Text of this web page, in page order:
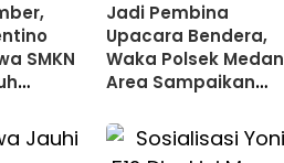
SMKN
Jadi Pembina
Upacara Bendera,
Waka Polsek Medan
Area Sampaikan
Jauhi Narkoba